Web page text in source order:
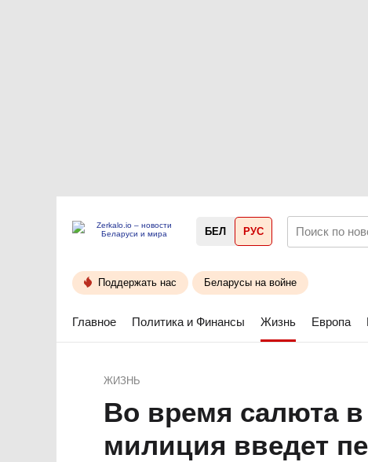
БЕЛ РУС
Поддержать нас Беларусы на войне
Главное Политика и Финансы Жизнь Европа
ЖИЗНЬ
Во время салюта
милиция введет